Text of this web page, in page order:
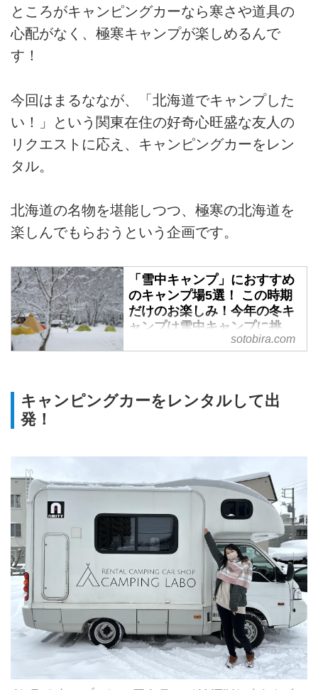
ところがキャンピングカーなら寒さや道具の
心配がなく、極寒キャンプが楽しめるんで
す！
今回はまるななが、「北海道でキャンプした
い！」という関東在住の好奇心旺盛な友人の
リクエストに応え、キャンピングカーをレン
タル。
北海道の名物を堪能しつつ、極寒の北海道を
楽しんでもらおうという企画です。
「雪中キャンプ」におすすめ
のキャンプ場5選！ この時期
だけのお楽しみ！今年の冬キ
ャンプは雪中キャンプに挑
戦！ - SOTOBIRA
ンプ場の特徴や場内や周辺で楽し
sotobira.com
キャンピングカーをレンタルして出
発！